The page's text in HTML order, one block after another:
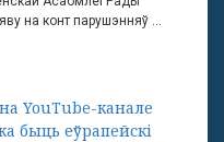
на конт парушэнняў ...
YouTube-канале
быць еўрапейскі